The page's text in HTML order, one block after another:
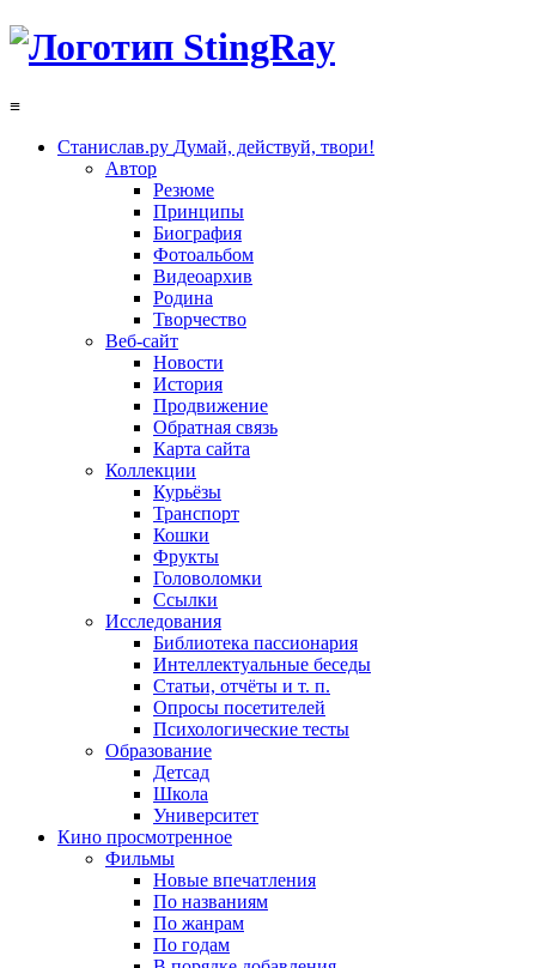
≡
Станислав.ру Думай, действуй, твори!
Автор
Резюме
Принципы
Биография
Фотоальбом
Видеоархив
Родина
Творчество
Веб-сайт
Новости
История
Продвижение
Обратная связь
Карта сайта
Коллекции
Курьёзы
Транспорт
Кошки
Фрукты
Головоломки
Ссылки
Исследования
Библиотека пассионария
Интеллектуальные беседы
Статьи, отчёты и т. п.
Опросы посетителей
Психологические тесты
Образование
Детсад
Школа
Университет
Кино просмотренное
Фильмы
Новые впечатления
По названиям
По жанрам
По годам